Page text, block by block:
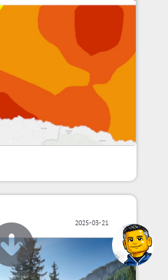
2025-03-21